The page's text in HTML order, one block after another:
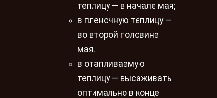
теплицу — в начале мая;
в пленочную теплицу —
во второй половине
мая.
в отапливаемую
теплицу — высаживать
оптимально в конце